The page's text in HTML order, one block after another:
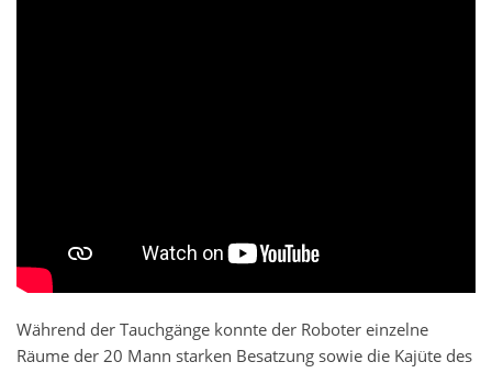
Während der Tauchgänge konnte der Roboter einzelne
Räume der 20 Mann starken Besatzung sowie die Kajüte des